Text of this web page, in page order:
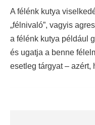
A félénk kutya
„félnivaló”, vagyis
a félénk kutya például
és ugatja a benne
esetleg tárgyat – azért,